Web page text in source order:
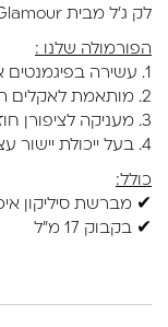
לק ג'ל מבית Glamour מונה מעל 200 גוונים מרהיבים.
הפורמולה שלנו :
1. עשירה בפיגמנטים איכותיים
2. מותאמת לאקלים הישראלי
3. מעניקה לציפורן חוזק, ברק ועמידות גבוהה
4. בעל ייכולת יישור עצמי
כולל:
✔ מברשת סיליקון
✔ בקבוק 17 מ"ל